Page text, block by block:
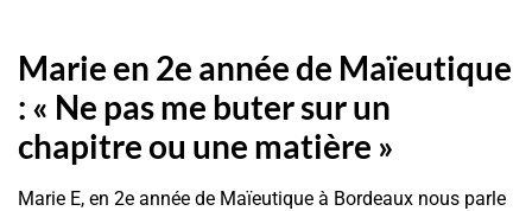
Marie en 2e année de Maïeutique
: « Ne pas me buter sur un
chapitre ou une matière »
Marie E, en 2e année de Maïeutique à Bordeaux nous parle